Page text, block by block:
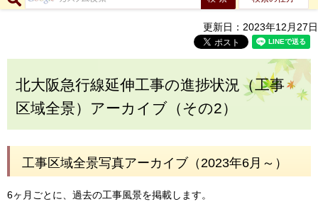
更新日：2023年12月27日
北大阪急行線延伸工事の進捗状況（工事
区域全景）アーカイブ（その2）
工事区域全景写真アーカイブ（2023年6月～）
6ヶ月ごとに、過去の工事風景を掲載します。